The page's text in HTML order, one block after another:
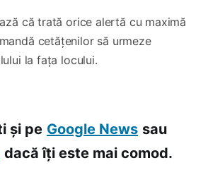
că trată orice alertă cu maximă
cetățenilor să urmeze
la fața locului.
și pe Google News sau
dacă îți este mai comod.